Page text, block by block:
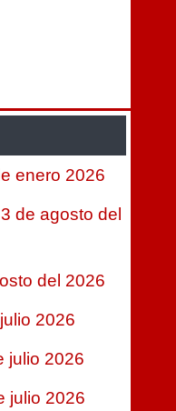
enero 2026
de agosto del
del 2026
2026
julio 2026
julio 2026